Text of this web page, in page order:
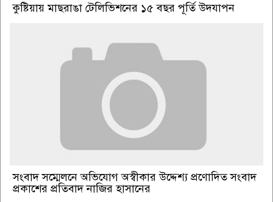
কুষ্টিয়ায় মাছরাঙা টেলিভিশনের ১৫ বছর পূর্তি উদযাপন
সংবাদ সম্মেলনে অভিযোগ অস্বীকার উদ্দেশ্য প্রণোদিত সংবাদ
প্রকাশের প্রতিবাদ নাজির হাসানের